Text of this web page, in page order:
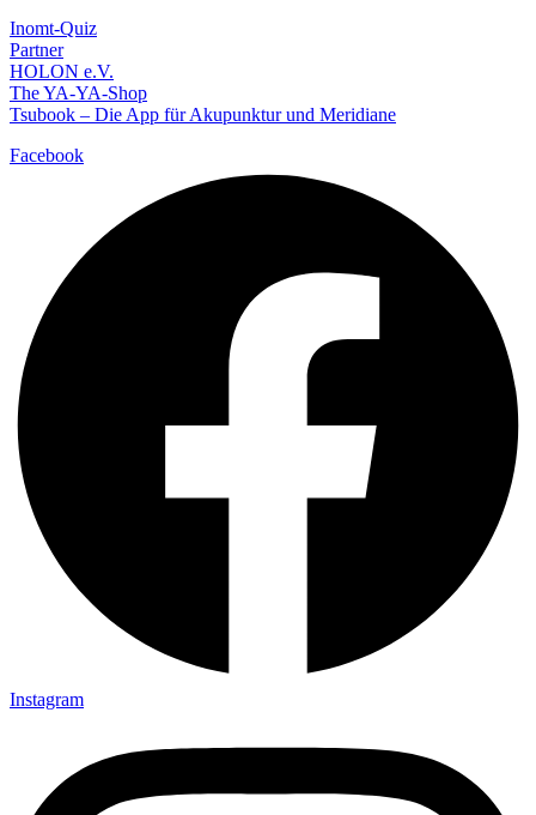
Inomt-Quiz
Partner
HOLON e.V.
The YA-YA-Shop
Tsubook – Die App für Akupunktur und Meridiane
Facebook
Instagram